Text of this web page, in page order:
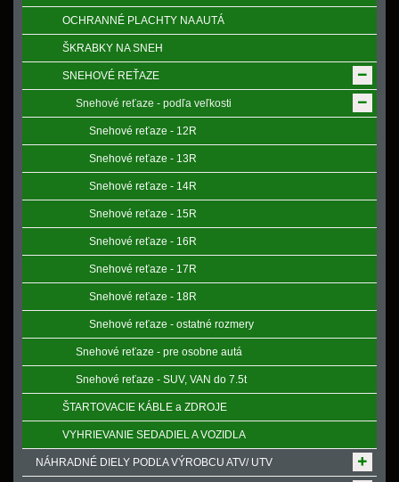
OCHRANNÉ PLACHTY NA AUTÁ
ŠKRABKY NA SNEH
SNEHOVÉ REŤAZE
Snehové reťaze - podľa veľkosti
Snehové reťaze - 12R
Snehové reťaze - 13R
Snehové reťaze - 14R
Snehové reťaze - 15R
Snehové reťaze - 16R
Snehové reťaze - 17R
Snehové reťaze - 18R
Snehové reťaze - ostatné rozmery
Snehové reťaze - pre osobne autá
Snehové reťaze - SUV, VAN do 7.5t
ŠTARTOVACIE KÁBLE a ZDROJE
VYHRIEVANIE SEDADIEL A VOZIDLA
NÁHRADNÉ DIELY PODĽA VÝROBCU ATV/ UTV